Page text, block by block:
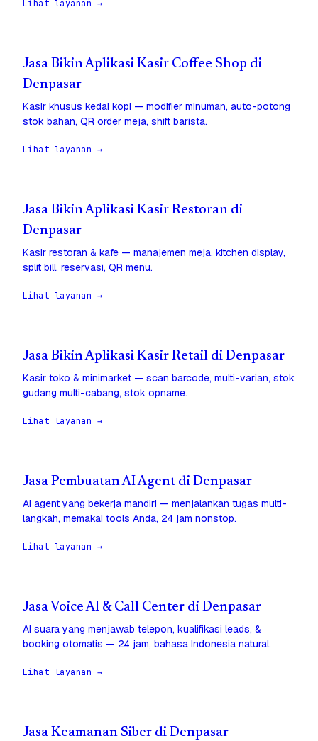
Lihat layanan →
Jasa Bikin Aplikasi Kasir Coffee Shop di
Denpasar
Kasir khusus kedai kopi — modifier minuman, auto-potong
stok bahan, QR order meja, shift barista.
Lihat layanan →
Jasa Bikin Aplikasi Kasir Restoran di
Denpasar
Kasir restoran & kafe — manajemen meja, kitchen display,
split bill, reservasi, QR menu.
Lihat layanan →
Jasa Bikin Aplikasi Kasir Retail di Denpasar
Kasir toko & minimarket — scan barcode, multi-varian, stok
gudang multi-cabang, stok opname.
Lihat layanan →
Jasa Pembuatan AI Agent di Denpasar
AI agent yang bekerja mandiri — menjalankan tugas multi-
langkah, memakai tools Anda, 24 jam nonstop.
Lihat layanan →
Jasa Voice AI & Call Center di Denpasar
AI suara yang menjawab telepon, kualifikasi leads, &
booking otomatis — 24 jam, bahasa Indonesia natural.
Lihat layanan →
Jasa Keamanan Siber di Denpasar